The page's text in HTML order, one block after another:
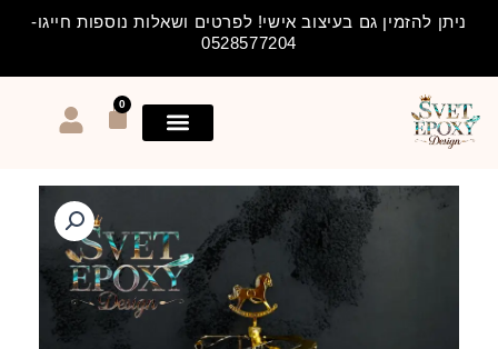
ניתן להזמין גם בעיצוב אישי! לפרטים ושאלות נוספות חייגו-
0528577204
0
עגלת
קניות